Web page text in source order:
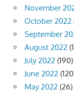
November
October 2022
September
August 2022
July 2022 (190)
June 2022
May 2022 (26)